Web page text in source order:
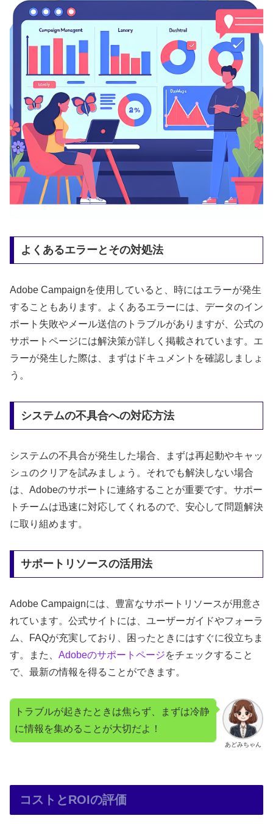
よくあるエラーとその対処法
Adobe Campaignを使用していると、時にはエラーが発生
することもあります。よくあるエラーには、データのイン
ポート失敗やメール送信のトラブルがありますが、公式の
サポートページには解決策が詳しく掲載されています。エ
ラーが発生した際は、まずはドキュメントを確認しましょ
う。
システムの不具合への対応方法
システムの不具合が発生した場合、まずは再起動やキャッ
シュのクリアを試みましょう。それでも解決しない場合
は、Adobeのサポートに連絡することが重要です。サポー
トチームは迅速に対応してくれるので、安心して問題解決
に取り組めます。
サポートリソースの活用法
Adobe Campaignには、豊富なサポートリソースが用意さ
れています。公式サイトには、ユーザーガイドやフォーラ
ム、FAQが充実しており、困ったときにはすぐに役立ちま
す。また、 Adobeのサポートページをチェックすること
で、最新の情報を得ることができます。
あどみちゃん
トラブルが起きたときは焦らず、まずは冷静
に情報を集めることが大切だよ！
コストとROIの評価